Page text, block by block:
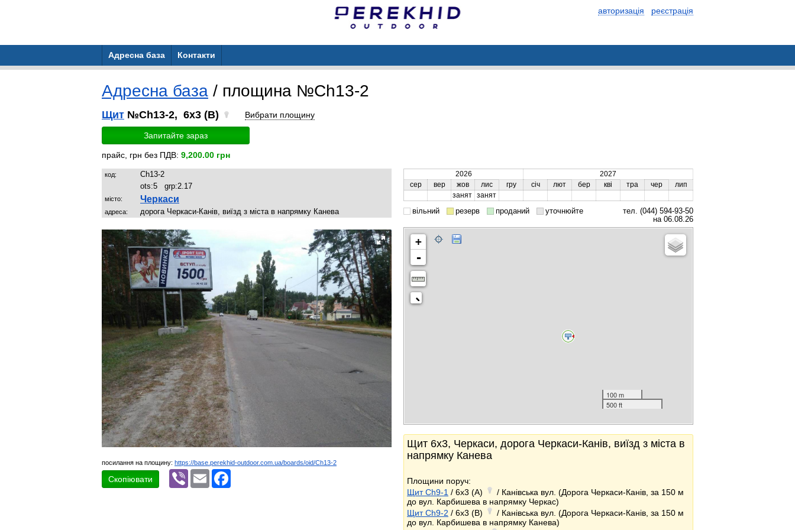
авторизація реєстрація
Адресна база Контакти
Адресна база / площина №Ch13-2
Щит №Ch13-2, 6x3 (B) Вибрати площину
Запитайте зараз
прайс, грн без ПДВ: 9,200.00 грн
код:
Ch13-2
ots:5 grp:2.17
місто: Черкаси
адреса: дорога Черкаси-Канів, виїзд з міста в напрямку Канева
посилання на площину: https://base.perekhid-outdoor.com.ua/boards/oid/Ch13-2
Скопіювати
Viber Email
2026
2027
сер
вер жов лис гру січ лют бер кві тра чер
лип
занят занят
вільний резерв проданий уточнюйте
тел. (044) 594-93-50
на 06.08.26
+
-
100 m
500 ft
Щит 6x3, Черкаси, дорога Черкаси-Канів, виїзд з міста в
напрямку Канева
Площини поруч:
Щит Ch9-1 / 6x3 (A)
/ Канівська вул. (Дорога Черкаси-Канів, за 150 м
до вул. Карбишева в напрямку Черкас)
Щит Ch9-2 / 6x3 (B)
/ Канівська вул. (Дорога Черкаси-Канів, за 150 м
до вул. Карбишева в напрямку Канева)